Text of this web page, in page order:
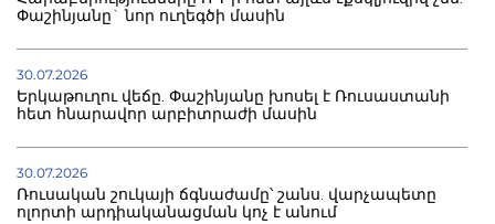
Փաշինյանը` նոր ուղեգծի մասին
30.07.2026
Երկաթուղու վեճը. Փաշինյանը խոսել է Ռուսաստանի
հետ հնարավոր արբիտրաժի մասին
30.07.2026
Ռուսական շուկայի ճգնաժամը՝ շանս. վարչապետը
ոլորտի արդիականացման կոչ է անում